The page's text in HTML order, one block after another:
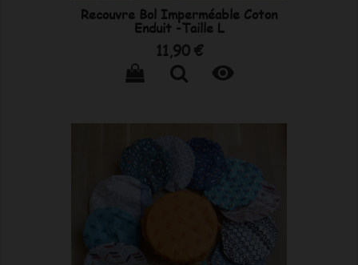
Recouvre Bol Imperméable Coton
Enduit -Taille L
Prix
11,90 €
